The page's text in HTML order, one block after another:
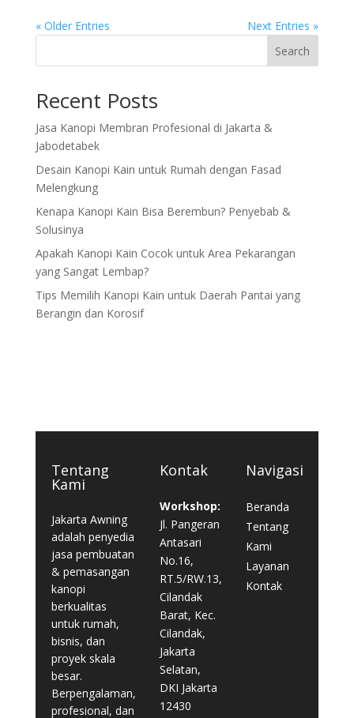
« Older Entries
Next Entries »
Search
Recent Posts
Jasa Kanopi Membran Profesional di Jakarta &
Jabodetabek
Desain Kanopi Kain untuk Rumah dengan Fasad
Melengkung
Kenapa Kanopi Kain Bisa Berembun? Penyebab &
Solusinya
Apakah Kanopi Kain Cocok untuk Area Pekarangan
yang Sangat Lembap?
Tips Memilih Kanopi Kain untuk Daerah Pantai yang
Berangin dan Korosif
Tentang
Kami
Jakarta Awning
adalah penyedia
jasa pembuatan
& pemasangan
kanopi
berkualitas
untuk rumah,
bisnis, dan
proyek skala
besar.
Berpengalaman,
profesional, dan
Kontak
Workshop:
Jl. Pangeran
Antasari
No.16,
RT.5/RW.13,
Cilandak
Barat, Kec.
Cilandak,
Jakarta
Selatan,
DKI Jakarta
12430
Navigasi
Beranda
Tentang
Kami
Layanan
Kontak